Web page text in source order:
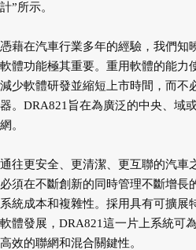
計”所示。
憑藉在汽車行業多年的經驗，我們知
軟體功能極其重要。重用軟體的能力
減少軟體研發並縮短上市時間，而不
器。DRA821旨在為廣泛的中央、域
網。
通往更安全、更清潔、更互聯的汽車
必須在不斷創新的同時管理不斷增長
系統成本和複雜性。採用具有可擴展
軟體發展，DRA821這一片上系統可
高效的聯網和混合關鍵性。